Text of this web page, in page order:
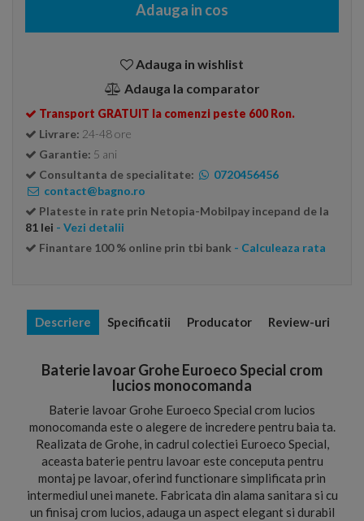
Adauga in cos
Adauga in wishlist
Adauga la comparator
Transport GRATUIT la comenzi peste 600 Ron.
Livrare: 24-48 ore
Garantie: 5 ani
Consultanta de specialitate:
0720456456
contact@bagno.ro
Plateste in rate prin Netopia-Mobilpay incepand de la
81 lei - Vezi detalii
Finantare 100 % online prin tbi bank - Calculeaza rata
Descriere Specificatii Producator Review-uri
Baterie lavoar Grohe Euroeco Special crom
lucios monocomanda
Baterie lavoar Grohe Euroeco Special crom lucios
monocomanda este o alegere de incredere pentru baia ta.
Realizata de Grohe, in cadrul colectiei Euroeco Special,
aceasta baterie pentru lavoar este conceputa pentru
montaj pe lavoar, oferind functionare simplificata prin
intermediul unei manete. Fabricata din alama sanitara si cu
un finisaj crom lucios, adauga un aspect elegant si durabil